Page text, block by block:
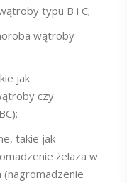
typu B i C;
wątroby
jak
czy
takie jak
żelaza w
(nagromadzenie